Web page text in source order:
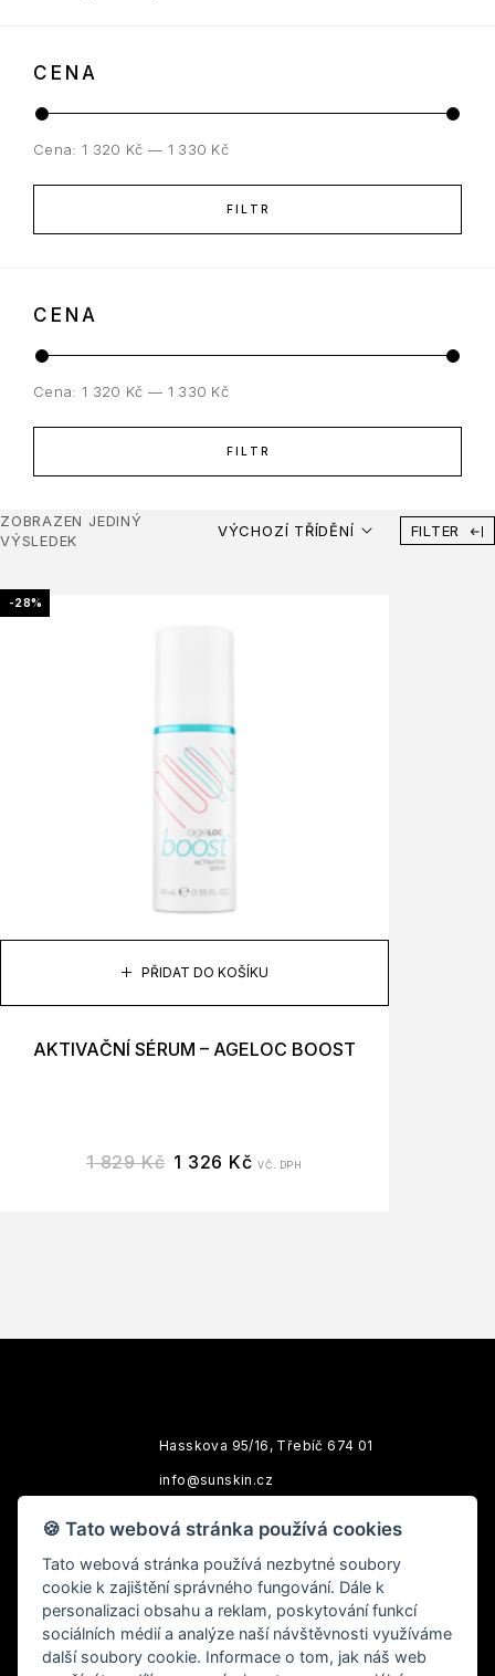
CENA
FILTR
Cena: 1 320 Kč — 1 330 Kč
CENA
FILTR
Cena: 1 320 Kč — 1 330 Kč
ZOBRAZEN JEDINÝ
VÝSLEDEK
VÝCHOZÍ TŘÍDĚNÍ FILTER
-28%
PŘIDAT DO KOŠÍKU
AKTIVAČNÍ SÉRUM – AGELOC BOOST
1 829Kč 1 326 Kč VČ. DPH
Hasskova 95/16, Třebíč 674 01
info@sunskin.cz
🍪 Tato webová stránka používá cookies
Tato webová stránka používá nezbytné soubory
cookie k zajištění správného fungování. Dále k
personalizaci obsahu a reklam, poskytování funkcí
sociálních médií a analýze naší návštěvnosti využíváme
další soubory cookie. Informace o tom, jak náš web